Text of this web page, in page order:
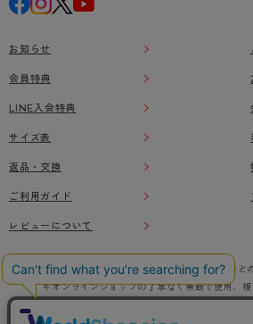
お知らせ
会員特典
LINE入会特典
サイズ表
返品・交換
ご利用ガイド
レビューについて
本ウェブサイト上に掲載されている画像、イラストなど
ギオンラインショップの了承なく無断で使用、